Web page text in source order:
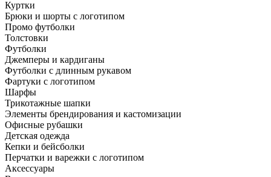
Куртки
Брюки и шорты с логотипом
Промо футболки
Толстовки
Футболки
Джемперы и кардиганы
Футболки с длинным рукавом
Фартуки с логотипом
Шарфы
Трикотажные шапки
Элементы брендирования и кастомизации
Офисные рубашки
Детская одежда
Кепки и бейсболки
Перчатки и варежки с логотипом
Аксессуары